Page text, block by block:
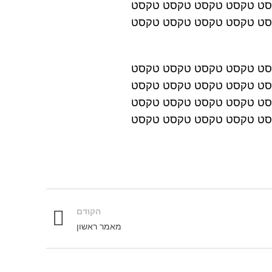
טקסט טקסט טקסט טקסט
טקסט טקסט טקסט טקסט
טקסט טקסט טקסט טקסט
טקסט טקסט טקסט טקסט
טקסט טקסט טקסט טקסט
טקסט טקסט טקסט טקסט
הקודם
מאמר ראשון